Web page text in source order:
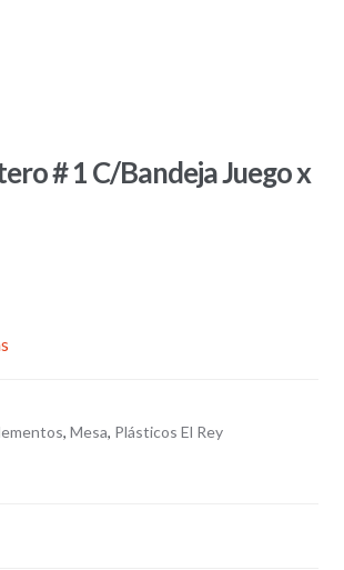
# 1 C/Bandeja Juego x
, Mesa, Plásticos El Rey